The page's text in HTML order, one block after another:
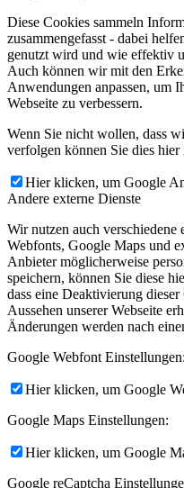
Diese Cookies sammeln
zusammengefasst - dabei
genutzt wird und wie effektiv
Auch können wir mit den
Anwendungen anpassen, um
Webseite zu verbessern.
Wenn Sie nicht wollen, dass
verfolgen können Sie dies
Hier klicken, um Google
Andere externe Dienste
Wir nutzen auch
Webfonts, Google Maps und
Anbieter möglicherweise
speichern, können Sie diese
dass eine Deaktivierung
Aussehen unserer Webseite
Änderungen werden nach
Google Webfont Einstellungen:
Hier klicken, um Google
Google Maps Einstellungen:
Hier klicken, um Google
Google reCaptcha